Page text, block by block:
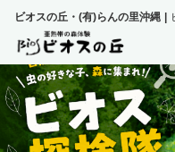
ビオスの丘・(有)らんの里沖縄
予約確認
言語